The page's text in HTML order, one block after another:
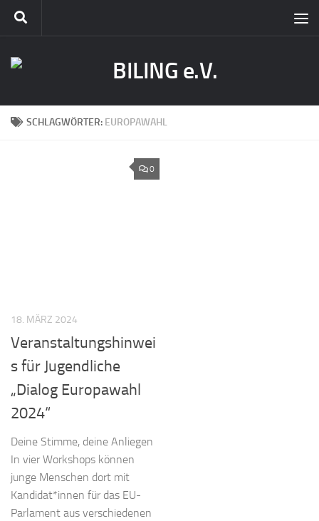
SCHLAGWÖRTER: EUROPAWAHL
0
18. MÄRZ 2024
Veranstaltungshinwei
s für Jugendliche
„Dialog Europawahl
2024“
Deine Stimme, deine Anliegen
In vier Workshops können
junge Menschen dort mit
Kandidat*innen für das EU-
Parlament aus verschiedenen